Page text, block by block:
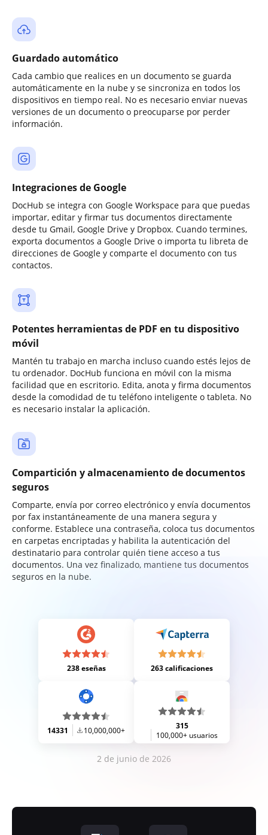
Guardado automático
Cada cambio que realices en un documento se guarda
automáticamente en la nube y se sincroniza en todos los
dispositivos en tiempo real. No es necesario enviar nuevas
versiones de un documento o preocuparse por perder
información.
Integraciones de Google
DocHub se integra con Google Workspace para que puedas
importar, editar y firmar tus documentos directamente
desde tu Gmail, Google Drive y Dropbox. Cuando termines,
exporta documentos a Google Drive o importa tu libreta de
direcciones de Google y comparte el documento con tus
contactos.
Potentes herramientas de PDF en tu dispositivo
móvil
Mantén tu trabajo en marcha incluso cuando estés lejos de
tu ordenador. DocHub funciona en móvil con la misma
facilidad que en escritorio. Edita, anota y firma documentos
desde la comodidad de tu teléfono inteligente o tableta. No
es necesario instalar la aplicación.
Compartición y almacenamiento de documentos
seguros
Comparte, envía por correo electrónico y envía documentos
por fax instantáneamente de una manera segura y
conforme. Establece una contraseña, coloca tus documentos
en carpetas encriptadas y habilita la autenticación del
destinatario para controlar quién tiene acceso a tus
documentos. Una vez finalizado, mantiene tus documentos
seguros en la nube.
238 eseñas 263 calificaciones
14331 10,000,000+
315
100,000+ usuarios
2 de junio de 2026